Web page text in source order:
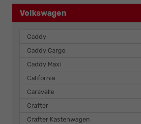
Volkswagen
Caddy
Caddy Cargo
Caddy Maxi
California
Caravelle
Crafter
Crafter Kastenwagen